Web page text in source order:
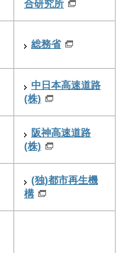
合研究所
総務省
中日本高速道路
(株)
阪神高速道路
(株)
(独)都市再生機
構